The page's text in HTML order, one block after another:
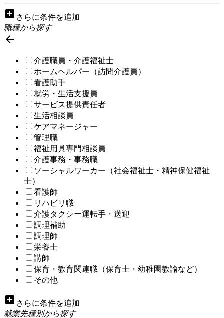
add_box さらに条件を追加
職種から探す

介護職員・介護福祉士
ホームヘルパー（訪問介護員）
看護助手
就労・生活支援員
サービス提供責任者
生活相談員
ケアマネージャー
管理職
福祉用具専門相談員
介護事務・事務職
ソーシャルワーカー（社会福祉士・精神保健福祉
士）
看護師
リハビリ職
介護タクシー運転手・送迎
調理補助
調理師
栄養士
講師
保育・教育関連職（保育士・幼稚園教諭など）
その他
add_box さらに条件を追加
就業先種別から探す